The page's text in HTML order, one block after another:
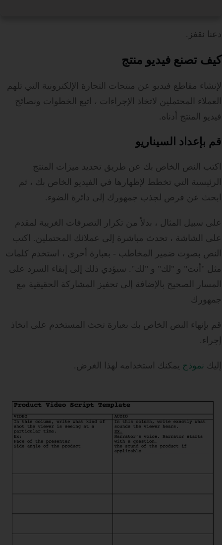
دعنا نقفز.
كيف تصنع فيديو منتج
لإنشاء مقاطع فيديو عن منتجات التجارة الإلكترونية التي تلهم
العملاء المحتملين لاتخاذ الإجراءات ، اتبع الخطوات ونصائح
فيديو المنتج أدناه.
قم بإعداد السيناريو
اكتب النص الخاص بك عن طريق تحديد ميزات المنتج
الرئيسية التي تخطط لإظهارها في الفيديو الخاص بك ، ثم
ابحث عن فرص لجذب جمهورك إلى دائرة الضوء.
على سبيل المثال ، بدلاً من تكرار التصرفات الغريبة لمقدم
على الشاشة ، تحدث مباشرة إلى عملائك المحتملين.
اكتب
النص بصوت ضمير المخاطب - بعبارة أخرى ، استخدم كلمات
مثل "أنت" و "لك" و "لك". سيؤدي ذلك إلى إبقاء السرد على
المسار الصحيح بالإضافة إلى تحفيز المشاركة الحقيقية مع
جمهورك
قم بإنهاء النص الخاص بك بعبارة تحث المستخدم على اتخاذ
إجراء.
إليك نموذج يمكنك استخدامه لهذا الغرض.